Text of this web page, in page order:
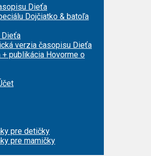
Dieťa
Dojčiatko & batoľa
Dieťa
verzia časopisu Dieťa
publikácia Hovorme o
pre detičky
pre mamičky